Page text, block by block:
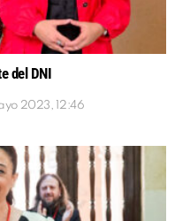
del DNI
2023, 12:46